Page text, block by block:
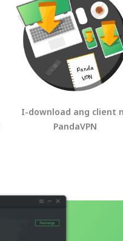
I-download ang client
PandaVPN